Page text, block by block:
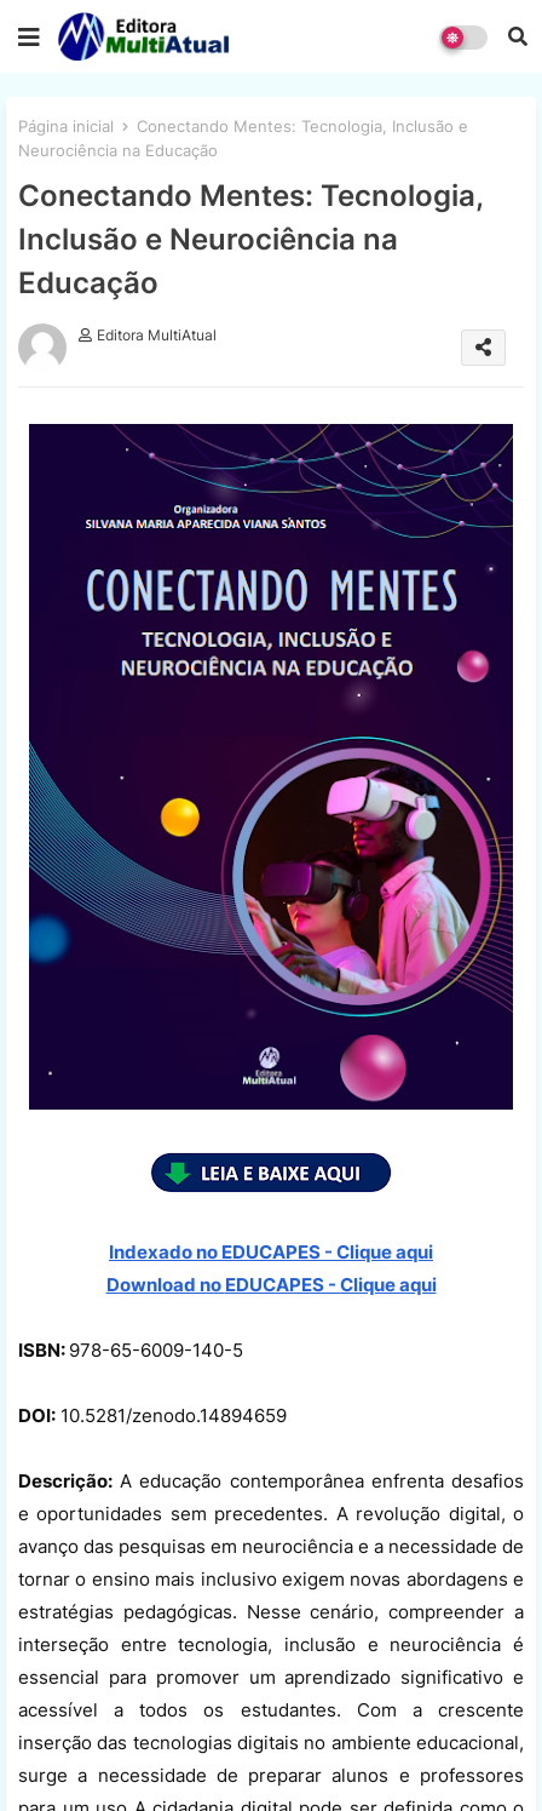
Página inicial
Conectando Mentes: Tecnologia, Inclusão e
Neurociência na Educação
Conectando Mentes: Tecnologia,
Inclusão e Neurociência na
Educação
Editora MultiAtual
Indexado no EDUCAPES - Clique aqui
Download no EDUCAPES - Clique aqui
ISBN: 978-65-6009-140-5
DOI: 10.5281/zenodo.14894659
Descrição: A educação contemporânea enfrenta desafios
e oportunidades sem precedentes. A revolução digital, o
avanço das pesquisas em neurociência e a necessidade de
tornar o ensino mais inclusivo exigem novas abordagens e
estratégias pedagógicas. Nesse cenário, compreender a
interseção entre tecnologia, inclusão e neurociência é
essencial para promover um aprendizado significativo e
acessível a todos os estudantes. Com a crescente
inserção das tecnologias digitais no ambiente educacional,
surge a necessidade de preparar alunos e professores